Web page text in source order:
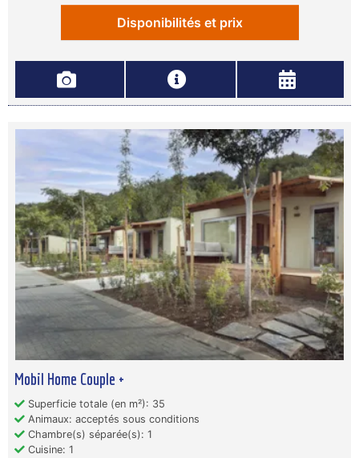
Disponibilités et prix
Mobil Home Couple +
Superficie totale (en m²): 35
Animaux: acceptés sous conditions
Chambre(s) séparée(s): 1
Cuisine: 1